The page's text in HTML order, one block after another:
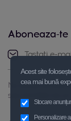
Aboneaza-
Nu ezitați să luați
sau trimiteți-ne un
Acest site
cea mai bună
Stocare
Personalizare